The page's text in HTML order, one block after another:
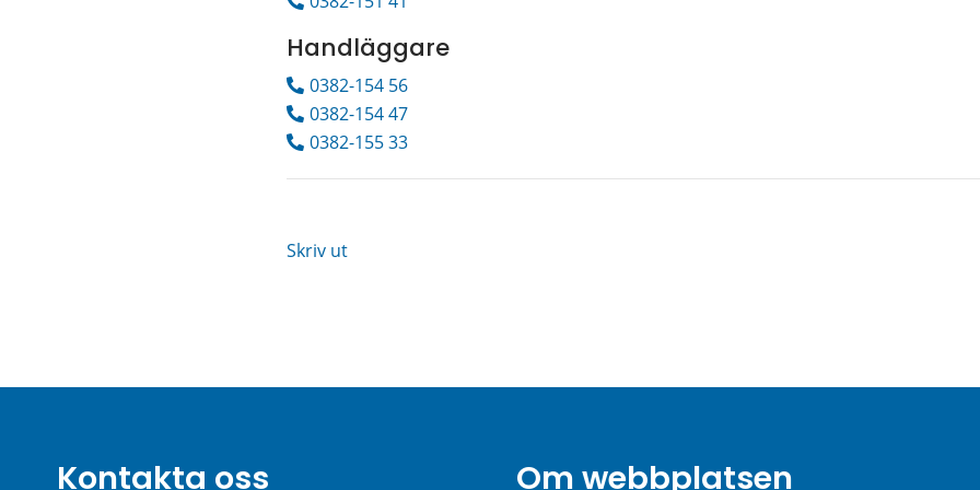
Handläggare
0382-154 56
0382-154 47
0382-155 33
Skriv ut
Kontakta oss Om webbplatsen